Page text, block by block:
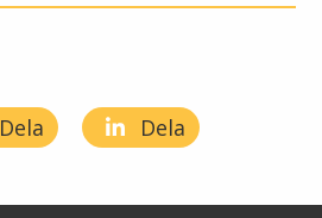
Dela Dela